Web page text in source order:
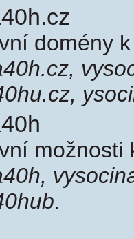
domény
možnosti
.